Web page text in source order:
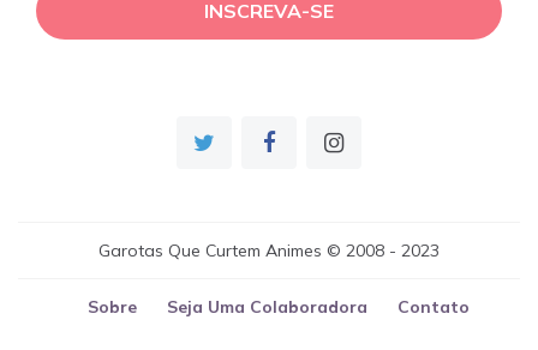
Garotas Que Curtem Animes © 2008 - 2023
Sobre Seja Uma Colaboradora Contato